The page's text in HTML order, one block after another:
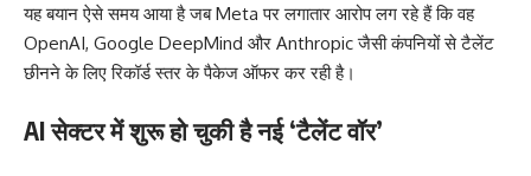
यह बयान ऐसे समय आया है जब Meta पर लगातार आरोप लग रहे हैं कि वह
OpenAI, Google DeepMind और Anthropic जैसी कंपनियों से टैलेंट
छीनने के लिए रिकॉर्ड स्तर के पैकेज ऑफर कर रही है।
AI सेक्टर में शुरू हो चुकी है नई ‘टैलेंट वॉर’